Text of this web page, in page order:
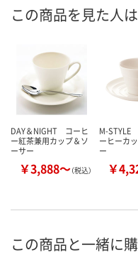
この商品を見た人
DAY＆NIGHT コーヒ
ー紅茶兼用カップ＆ソ
ーサー
￥3,888～（税込）
M-
ーヒーカ
ー
￥
この商品と一緒に